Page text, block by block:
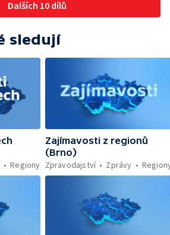
Dalších 10 dílů
sledují
Regiony
Zajímavosti z regionů
(Brno)
Zpravodajství
Zprávy